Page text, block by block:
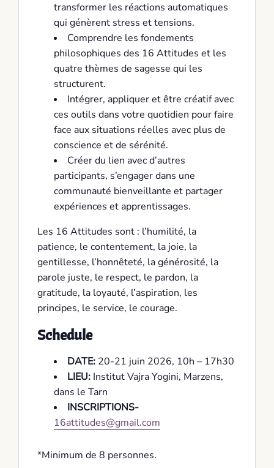
transformer les réactions automatiques
qui génèrent stress et tensions.
Comprendre les fondements
philosophiques des 16 Attitudes et les
quatre thèmes de sagesse qui les
structurent.
Intégrer, appliquer et être créatif avec
ces outils dans votre quotidien pour faire
face aux situations réelles avec plus de
conscience et de sérénité.
Créer du lien avec d’autres
participants, s’engager dans une
communauté bienveillante et partager
expériences et apprentissages.
Les 16 Attitudes sont : l’humilité, la
patience, le contentement, la joie, la
gentillesse, l’honnêteté, la générosité, la
parole juste, le respect, le pardon, la
gratitude, la loyauté, l’aspiration, les
principes, le service, le courage.
Schedule
DATE: 20-21 juin 2026, 10h – 17h30
LIEU: Institut Vajra Yogini, Marzens,
dans le Tarn
INSCRIPTIONS-
16attitudes@gmail.com
*Minimum de 8 personnes.